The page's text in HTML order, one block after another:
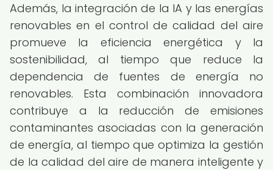
Además, la integración de la IA y las energías
renovables en el control de calidad del aire
promueve la eficiencia energética y la
sostenibilidad, al tiempo que reduce la
dependencia de fuentes de energía no
renovables. Esta combinación innovadora
contribuye a la reducción de emisiones
contaminantes asociadas con la generación
de energía, al tiempo que optimiza la gestión
de la calidad del aire de manera inteligente y